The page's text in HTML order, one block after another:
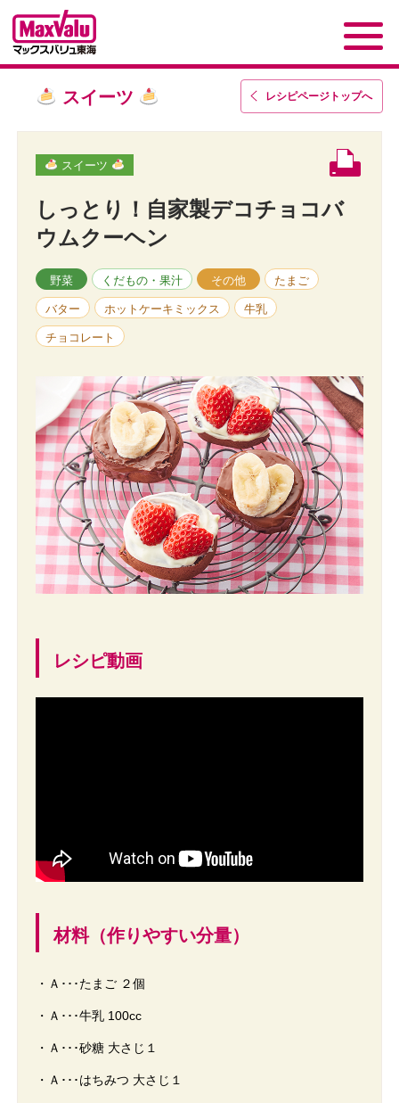
レシピページトップへ
スイーツ
スイーツ
しっとり！自家製デコチョコバ
ウムクーヘン
野菜 くだもの・果汁 その他 たまご
バター ホットケーキミックス 牛乳
チョコレート
レシピ動画
材料（作りやすい分量）
・Ａ･･･たまご ２個
・Ａ･･･牛乳 100cc
・Ａ･･･砂糖 大さじ１
・Ａ･･･はちみつ 大さじ１